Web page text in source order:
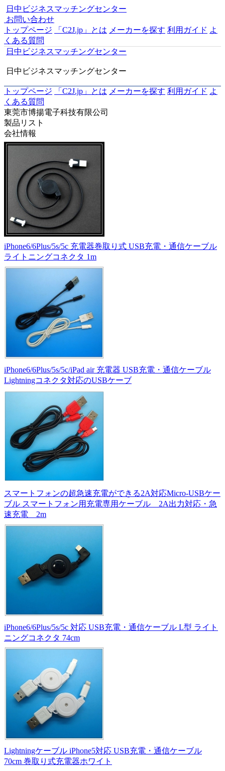
日中ビジネスマッチングセンター
お問い合わせ
トップページ
「C2J.jp」とは メーカーを探す 利用ガイド よ
くある質問
日中ビジネスマッチングセンター
日中ビジネスマッチングセンター
トップページ 「C2J.jp」とは メーカーを探す 利用ガイド よ
くある質問
東莞市博揚電子科技有限公司
製品リスト
会社情報
iPhone6/6Plus/5s/5c 充電器巻取り式 USB充電・通信ケーブル
ライトニングコネクタ 1m
iPhone6/6Plus/5s/5c/iPad air 充電器 USB充電・通信ケーブル
Lightningコネクタ対応のUSBケーブ
スマートフォンの超急速充電ができる2A対応Micro-USBケー
ブル スマートフォン用充電専用ケーブル 2A出力対応・急
速充電 2m
iPhone6/6Plus/5s/5c 対応 USB充電・通信ケーブル L型 ライト
ニングコネクタ 74cm
Lightningケーブル iPhone5対応 USB充電・通信ケーブル
70cm 巻取り式充電器ホワイト